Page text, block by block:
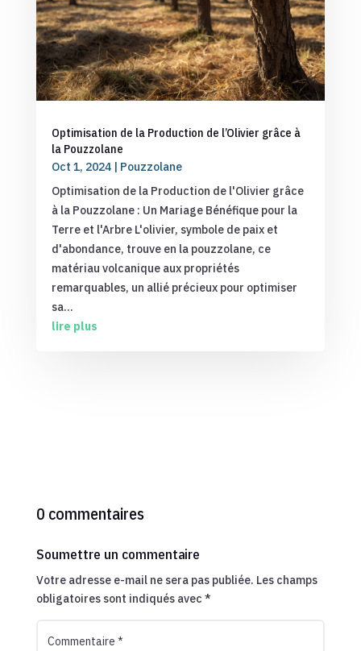
Optimisation de la Production de l’Olivier grâce à
la Pouzzolane
Oct 1, 2024| Pouzzolane
Optimisation de la Production de l'Olivier grâce
à la Pouzzolane : Un Mariage Bénéfique pour la
Terre et l'Arbre L'olivier, symbole de paix et
d'abondance, trouve en la pouzzolane, ce
matériau volcanique aux propriétés
remarquables, un allié précieux pour optimiser
sa...
lire plus
0 commentaires
Soumettre un commentaire
Votre adresse e-mail ne sera pas publiée. Les champs
obligatoires sont indiqués avec *